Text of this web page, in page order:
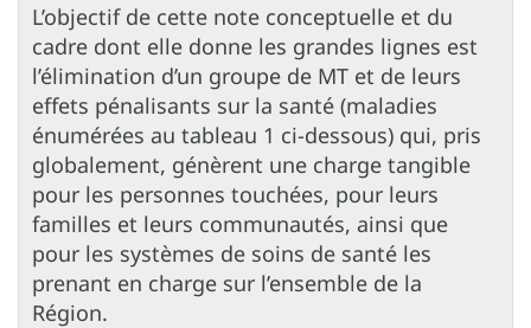
L’objectif de cette note conceptuelle et du
cadre dont elle donne les grandes lignes est
l’élimination d’un groupe de MT et de leurs
effets pénalisants sur la santé (maladies
énumérées au tableau 1 ci-dessous) qui, pris
globalement, génèrent une charge tangible
pour les personnes touchées, pour leurs
familles et leurs communautés, ainsi que
pour les systèmes de soins de santé les
prenant en charge sur l’ensemble de la
Région.